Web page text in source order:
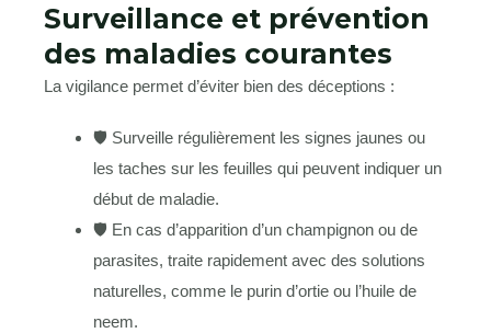
Surveillance et prévention
des maladies courantes
La vigilance permet d’éviter bien des déceptions :
🛡 Surveille régulièrement les signes jaunes ou
les taches sur les feuilles qui peuvent indiquer un
début de maladie.
🛡 En cas d’apparition d’un champignon ou de
parasites, traite rapidement avec des solutions
naturelles, comme le purin d’ortie ou l’huile de
neem.